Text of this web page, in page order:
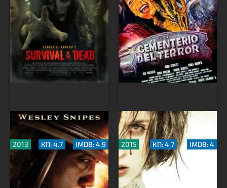
Висельник Репортаж со свадьбы
2013 КП: 4.7 IMDB: 4.9 2015 КП: 4.7 IMDB: 4